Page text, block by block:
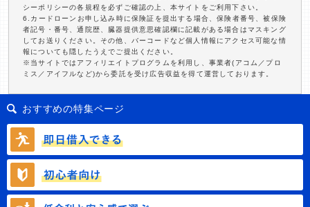
シーポリシーの各規程を必ずご確認の上、本サイトをご利用下さい。
6.カードローンお申し込み時に保険証を提出する場合、保険者番号、被保険
者記号・番号、通院歴、臓器提供意思確認欄に記載がある場合はマスキング
してお送りください。その他、バーコードなど個人情報にアクセス可能な情
報についても隠したうえでご提出ください。
※当サイトではアフィリエイトプログラムを利用し、事業者(アコム／プロ
ミス／アイフルなど)から委託を受け広告収益を得て運営しております。
おすすめの特集ページ